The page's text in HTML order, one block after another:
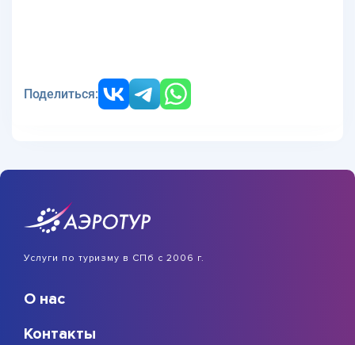
Поделиться:
Услуги по туризму в СПб с 2006 г.
О нас
Контакты